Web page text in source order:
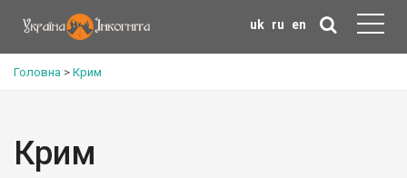
uk ru en
Головна > Крим
Крим